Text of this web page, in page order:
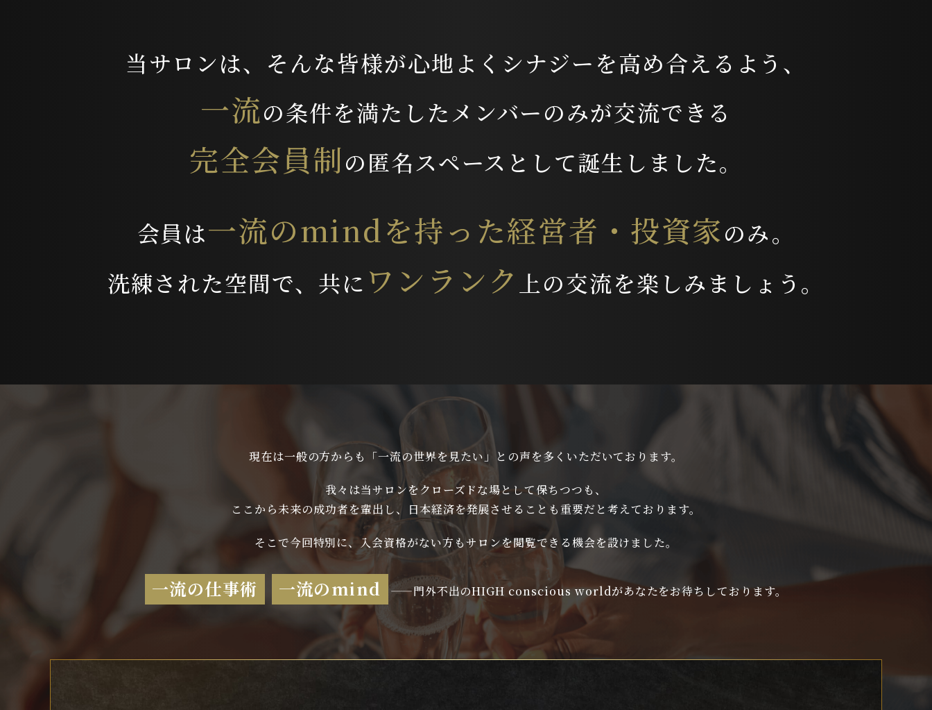
当サロンは、 そんな皆様が心地よく シナジーを高め合えるよう、
一流の条件を満たしたメンバーのみが交流できる
完全会員制の匿名スペース として誕生しました。
会員は一流のmindを持った経営者・ 投資家のみ。
洗練された空間で、 共に ワンランク 上の交流を楽しみましょう。
現在は一般の方からも「一流の世界を見たい」との声を多くいただいております。
我々は当サロンをクローズドな場として保ちつつも、
ここから未来の成功者を輩出し、日本経済を発展させることも重要だと考えております。
そこで今回特別に、入会資格がない方もサロンを閲覧できる機会を設けました。
一流の仕事術 一流のmind ——門外不出のHIGH conscious worldがあなたをお待ちしております。